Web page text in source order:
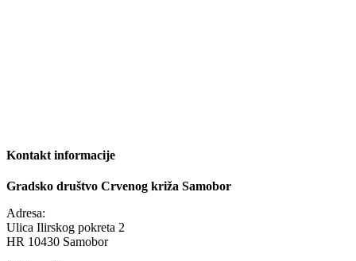
Kontakt informacije
Gradsko društvo Crvenog križa Samobor
Adresa:
Ulica Ilirskog pokreta 2
HR 10430 Samobor